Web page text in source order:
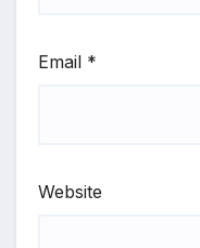
Email *
Website